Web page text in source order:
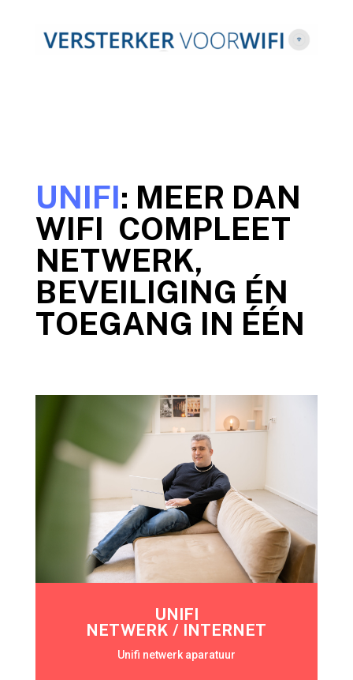
UNIFI: MEER DAN
WIFI COMPLEET
NETWERK,
BEVEILIGING ÉN
TOEGANG IN ÉÉN
UNIFI
NETWERK / INTERNET
Unifi netwerk aparatuur